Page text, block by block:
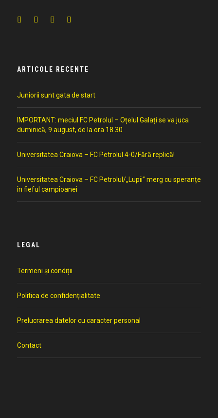
ARTICOLE RECENTE
Juniorii sunt gata de start
IMPORTANT: meciul FC Petrolul – Oțelul Galați se va juca
duminică, 9 august, de la ora 18.30
Universitatea Craiova – FC Petrolul 4-0/Fără replică!
Universitatea Craiova – FC Petrolul/„Lupii” merg cu speranțe
în fieful campioanei
LEGAL
Termeni și condiții
Politica de confidențialitate
Prelucrarea datelor cu caracter personal
Contact